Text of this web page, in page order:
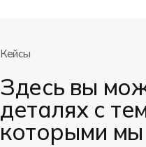
Кейсы
Здесь вы
деталях с
которыми